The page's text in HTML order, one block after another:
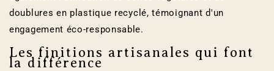
doublures en plastique recyclé, témoignant d'un
engagement éco-responsable.
Les finitions artisanales qui font
la différence